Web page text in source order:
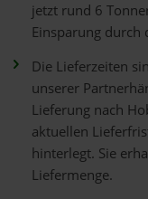
jetzt rund 6
Einsparung durch
Die Lieferzeiten
unserer
Lieferung nach
aktuellen
hinterlegt. Sie
Liefermenge.